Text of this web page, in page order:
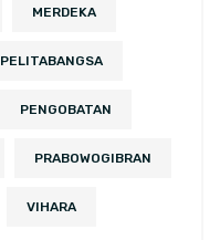
MERDEKA
PELITABANGSA
PENGOBATAN
PRABOWOGIBRAN
VIHARA